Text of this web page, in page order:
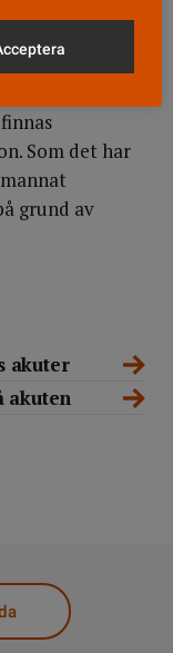
Vi behöver
Som det har
grund av
akuter
akuten